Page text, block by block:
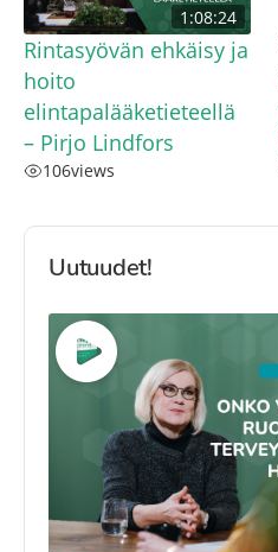
1:08:24
Rintasyövän ehkäisy ja
hoito
elintapalääketieteellä
– Pirjo Lindfors
106views
Uutuudet!